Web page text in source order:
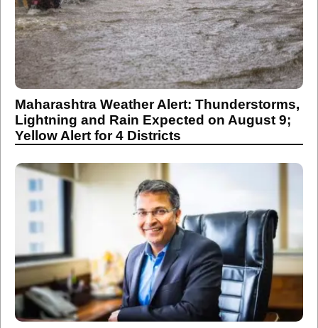
Maharashtra Weather Alert: Thunderstorms,
Lightning and Rain Expected on August 9;
Yellow Alert for 4 Districts